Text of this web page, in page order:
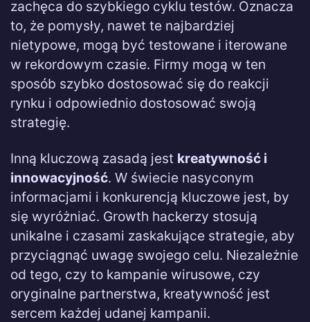
zachęca do szybkiego cyklu testów. Oznacza
to, że pomysły, nawet te najbardziej
nietypowe, mogą być testowane i iterowane
w rekordowym czasie. Firmy mogą w ten
sposób szybko dostosować się do reakcji
rynku i odpowiednio dostosować swoją
strategię.
Inną kluczową zasadą jest kreatywność i
innowacyjność. W świecie nasyconym
informacjami i konkurencją kluczowe jest, by
się wyróżniać. Growth hackerzy stosują
unikalne i czasami zaskakujące strategie, aby
przyciągnąć uwagę swojego celu. Niezależnie
od tego, czy to kampanie wirusowe, czy
oryginalne partnerstwa, kreatywność jest
sercem każdej udanej kampanii.